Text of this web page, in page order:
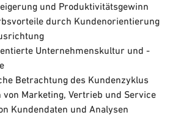
und Produktivitätsgewinn
durch Kundenorientierung
Unternehmenskultur und -
Betrachtung des Kundenzyklus
von Marketing, Vertrieb und Service
Kundendaten und Analysen